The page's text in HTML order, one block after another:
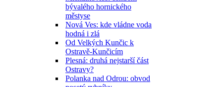
bývalého hornického
městyse
Nová Ves: kde vládne voda
hodná i zlá
Od Velkých Kunčic k
Ostravě-Kunčicím
Plesná: druhá nejstarší část
Ostravy?
Polanka nad Odrou: obvod